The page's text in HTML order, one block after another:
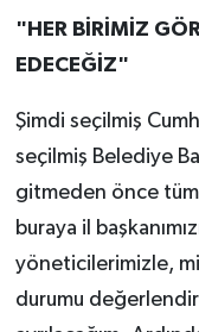
"HER BİRİMİZ
EDECEĞİZ"
Şimdi seçilmiş
seçilmiş Belediye
gitmeden önce tüm
buraya il
yöneticilerimizle,
durumu